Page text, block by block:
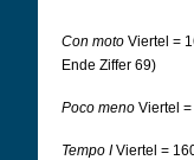
Con moto Viertel =
Ende Ziffer 69)
Poco meno Viertel
Tempo I Viertel =